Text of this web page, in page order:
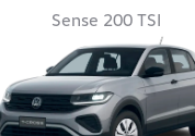
Sense 200 TSI